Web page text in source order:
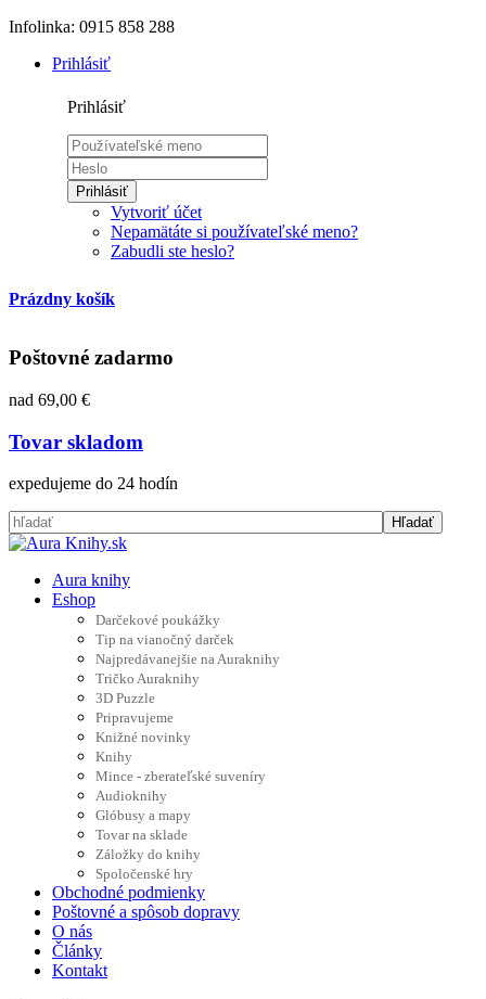
Infolinka: 0915 858 288
Prihlásiť
Prihlásiť
Prihlásiť
Vytvoriť účet
Nepamätáte si používateľské meno?
Zabudli ste heslo?
Prázdny košík
Poštovné zadarmo
nad 69,00 €
Tovar skladom
expedujeme do 24 hodín
Aura knihy
Eshop
Darčekové poukážky
Tip na vianočný darček
Najpredávanejšie na Auraknihy
Tričko Auraknihy
3D Puzzle
Pripravujeme
Knižné novinky
Knihy
Mince - zberateľské suveníry
Audioknihy
Glóbusy a mapy
Tovar na sklade
Záložky do knihy
Spoločenské hry
Obchodné podmienky
Poštovné a spôsob dopravy
O nás
Články
Kontakt